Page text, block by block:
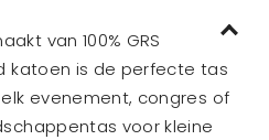
van 100% GRS
katoen is de perfecte tas
evenement, congres of
voor kleine